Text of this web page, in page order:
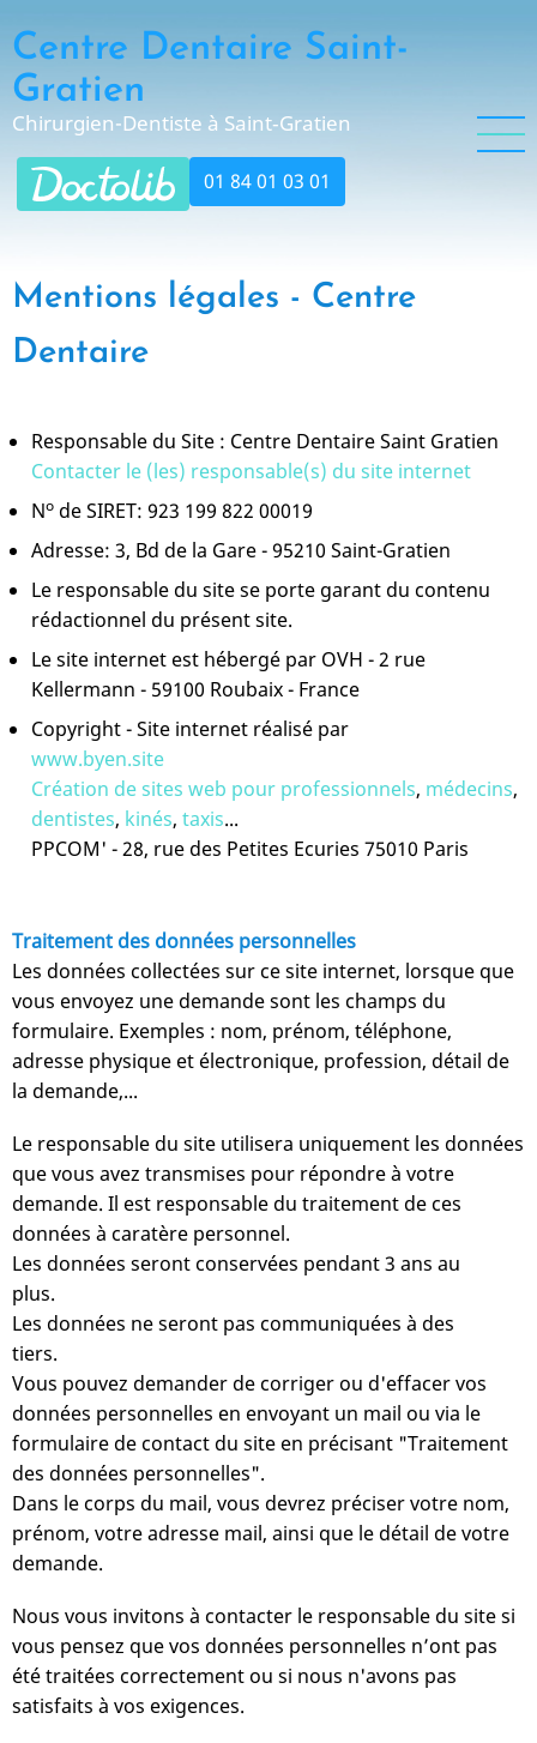
au
contenu
principal
Centre Dentaire Saint-
Gratien
Chirurgien-Dentiste à Saint‑Gratien
01 84 01 03 01
Mentions légales - Centre
Dentaire
Responsable du Site : Centre Dentaire Saint Gratien
Contacter le (les) responsable(s) du site internet
No de SIRET: 923 199 822 00019
Adresse: 3, Bd de la Gare - 95210 Saint-Gratien
Le responsable du site se porte garant du contenu
rédactionnel du présent site.
Le site internet est hébergé par OVH - 2 rue
Kellermann - 59100 Roubaix - France
Copyright - Site internet réalisé par
www.byen.site
Création de sites web pour professionnels, médecins,
dentistes, kinés, taxis...
PPCOM' - 28, rue des Petites Ecuries 75010 Paris
Traitement des données personnelles
Les données collectées sur ce site internet, lorsque que
vous envoyez une demande sont les champs du
formulaire. Exemples : nom, prénom, téléphone,
adresse physique et électronique, profession, détail de
la demande,...
Le responsable du site utilisera uniquement les données
que vous avez transmises pour répondre à votre
demande. Il est responsable du traitement de ces
données à caratère personnel.
Les données seront conservées pendant 3 ans au
plus.
Les données ne seront pas communiquées à des
tiers.
Vous pouvez demander de corriger ou d'effacer vos
données personnelles en envoyant un mail ou via le
formulaire de contact du site en précisant "Traitement
des données personnelles".
Dans le corps du mail, vous devrez préciser votre nom,
prénom, votre adresse mail, ainsi que le détail de votre
demande.
Nous vous invitons à contacter le responsable du site si
vous pensez que vos données personnelles n’ont pas
été traitées correctement ou si nous n'avons pas
satisfaits à vos exigences.